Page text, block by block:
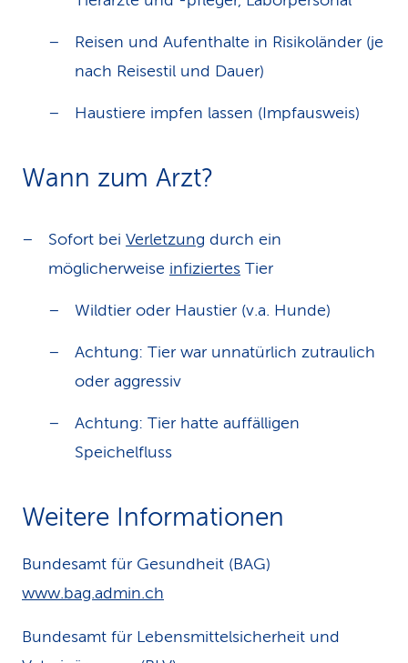
Reisen und Aufenthalte in Risikoländer (je
nach Reisestil und Dauer)
Haustiere impfen lassen (Impfausweis)
Wann zum Arzt?
Sofort bei Verletzung durch ein
möglicherweise infiziertes Tier
Wildtier oder Haustier (v.a. Hunde)
Achtung: Tier war unnatürlich zutraulich
oder aggressiv
Achtung: Tier hatte auffälligen
Speichelfluss
Weitere Informationen
Bundesamt für Gesundheit (BAG)
www.bag.admin.ch
Bundesamt für Lebensmittelsicherheit und